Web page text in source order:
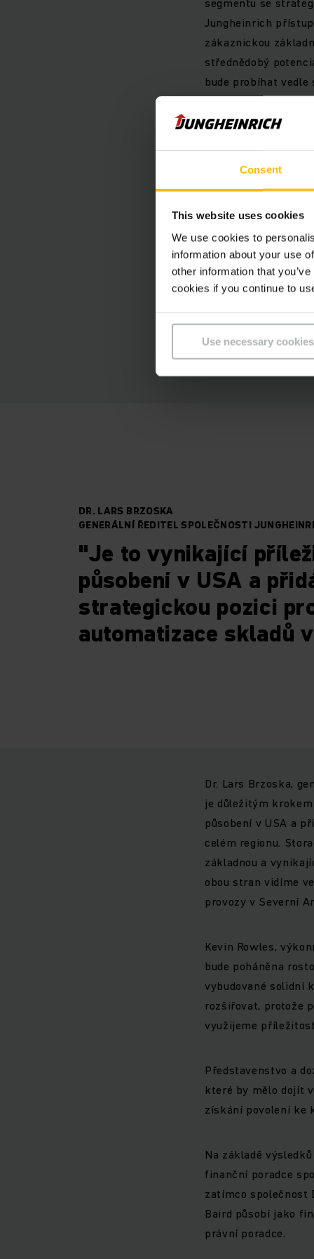
Consent
This website uses cookies
We use cookies to
information about your use
other information that
cookies if you continue to
Use necessary
Jungheinrich
zákaznickou
střednědobý
bude probíhat
Logisnext Americas
společnosti
Spojením
Solutions společně
Očekává se, že
akcii a upravenou
zejména
než 300 milionů
na služby navíc
DR. LARS BRZOSKA
GENERÁLNÍ ŘEDITEL SPOLEČNOSTI
"Je to vynikající
působení v USA a
strategickou pozici
automatizace skladů
Dr. Lars Brzoska,
je důležitým
působení v USA a
celém regionu.
základnou a
obou stran vidíme
provozy v Severní
Kevin Rowles,
bude poháněna
vybudované solidní
rozšiřovat, protože
využijeme
Představenstvo a
které by mělo dojít
získání povolení ke
Na základě
finanční poradce
zatímco společnost
Baird působí jako
právní poradce.